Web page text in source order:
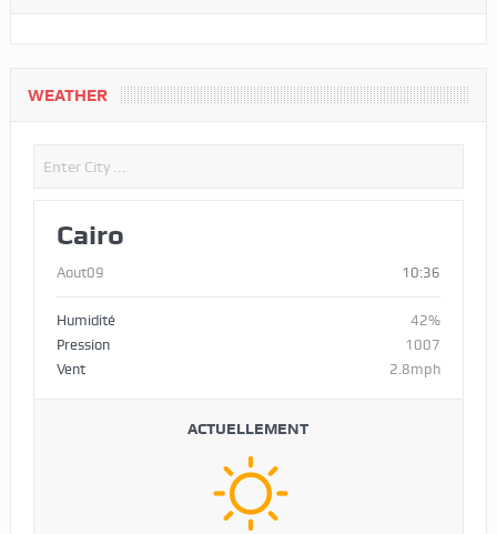
WEATHER
Cairo
Aout09 10:36
Humidité
42%
Pression
1007
Vent
2.8mph
ACTUELLEMENT